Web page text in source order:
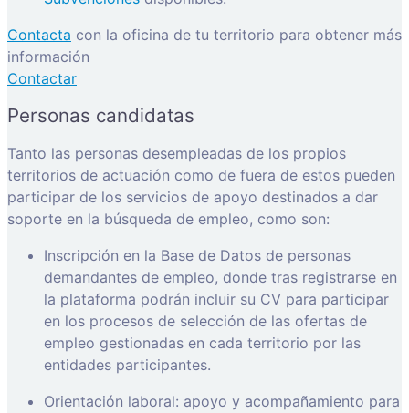
Contacta con la oficina de tu territorio para obtener más
información
Contactar
Personas candidatas
Tanto las personas desempleadas de los propios
territorios de actuación como de fuera de estos pueden
participar de los servicios de apoyo destinados a dar
soporte en la búsqueda de empleo, como son:
Inscripción en la Base de Datos de personas
demandantes de empleo, donde tras registrarse en
la plataforma podrán incluir su CV para participar
en los procesos de selección de las ofertas de
empleo gestionadas en cada territorio por las
entidades participantes.
Orientación laboral: apoyo y acompañamiento para